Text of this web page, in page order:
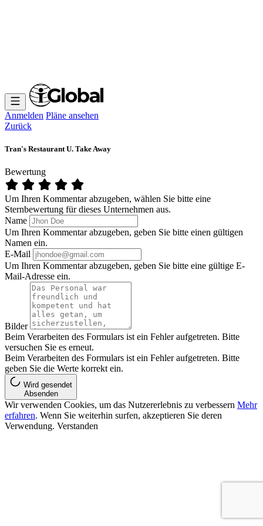
Anmelden Pläne ansehen
Zurück
Tran's Restaurant U. Take Away
Bewertung
Um Ihren Kommentar abzugeben, wählen Sie bitte eine
Sternbewertung für dieses Unternehmen aus.
Name
Um Ihren Kommentar abzugeben, geben Sie bitte einen gültigen
Namen ein.
E-Mail
Um Ihren Kommentar abzugeben, geben Sie bitte eine gültige E-
Mail-Adresse ein.
Bilder
Beim Verarbeiten des Formulars ist ein Fehler aufgetreten. Bitte
versuchen Sie es erneut.
Beim Verarbeiten des Formulars ist ein Fehler aufgetreten. Bitte
geben Sie die Werte korrekt ein.
Wird gesendet
Absenden
Wir verwenden Cookies, um das Nutzererlebnis zu verbessern Mehr
erfahren. Wenn Sie weiterhin surfen, akzeptieren Sie deren
Verwendung. Verstanden